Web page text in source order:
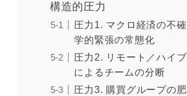
構造的圧力
圧力1. マクロ経済の不
学的緊張の常態化
圧力2. リモート／ハイ
によるチームの分断
圧力3. 購買グループの